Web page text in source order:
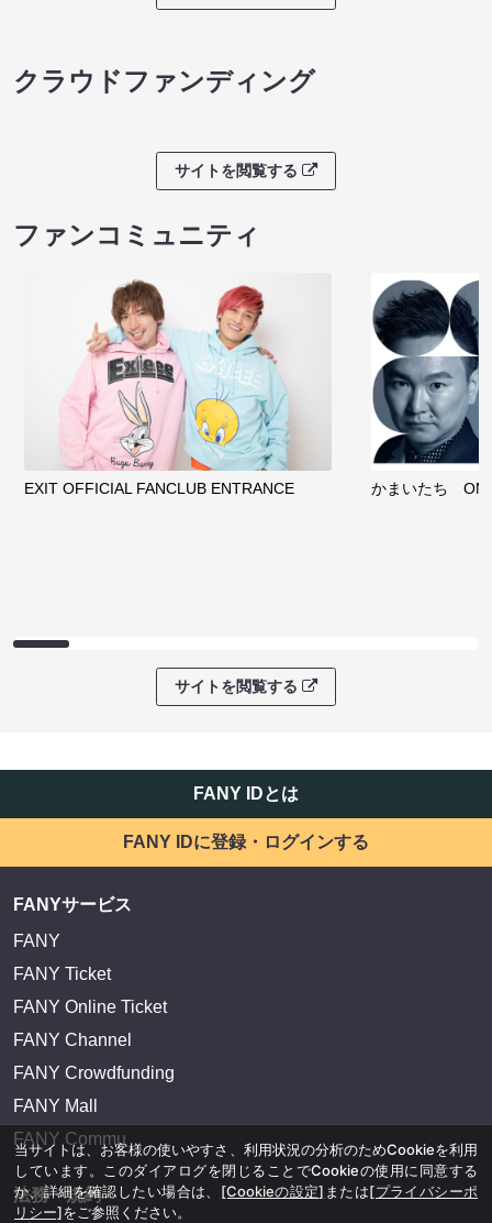
クラウドファンディング
サイトを閲覧する
ファンコミュニティ
EXIT OFFICIAL FANCLUB ENTRANCE かまいたち
サイトを閲覧する
FANY IDとは
FANY IDに登録・ログインする
FANYサービス
FANY
FANY Ticket
FANY Online Ticket
FANY Channel
FANY Crowdfunding
FANY Mall
FANY Commu
法務・規約
当サイトは、お客様の使いやすさ、利用状況の分析のためCookieを利用
しています。このダイアログを閉じることでCookieの使用に同意する
か、詳細を確認したい場合は、 [Cookieの設定] または[プライバシーポ
リシー]をご参照ください。